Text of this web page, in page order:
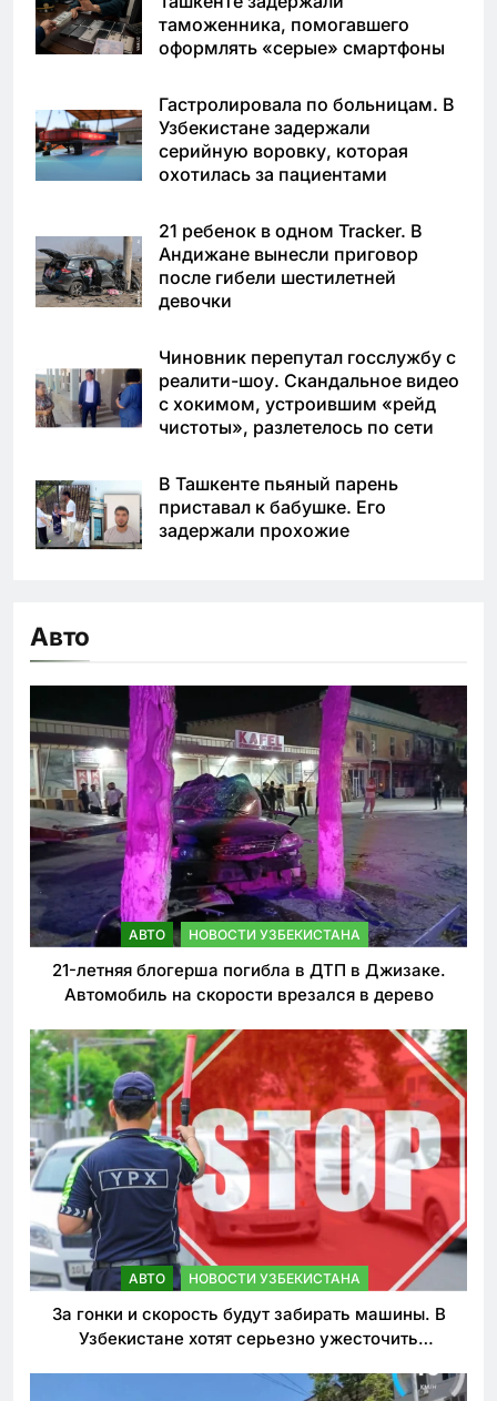
таможенника, помогавшего
оформлять «серые» смартфоны
Гастролировала по больницам. В
Узбекистане задержали
серийную воровку, которая
охотилась за пациентами
21 ребенок в одном Tracker. В
Андижане вынесли приговор
после гибели шестилетней
девочки
Чиновник перепутал госслужбу с
реалити-шоу. Скандальное видео
с хокимом, устроившим «рейд
чистоты», разлетелось по сети
В Ташкенте пьяный парень
приставал к бабушке. Его
задержали прохожие
Авто
АВТО НОВОСТИ УЗБЕКИСТАНА
21-летняя блогерша погибла в ДТП в Джизаке.
Автомобиль на скорости врезался в дерево
АВТО НОВОСТИ УЗБЕКИСТАНА
За гонки и скорость будут забирать машины. В
Узбекистане хотят серьезно ужесточить